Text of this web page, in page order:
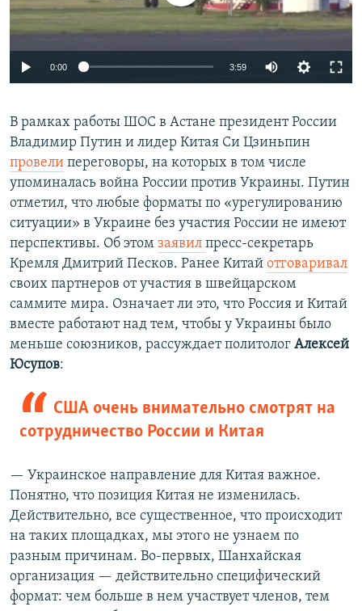
Auto 240p 360p 480p
720p 1080p
0:00 3:59
360p
480p
1080p
В рамках работы ШОС в Астане президент России
Владимир Путин и лидер Китая Си Цзиньпин
провели переговоры, на которых в том числе
упоминалась война России против Украины. Путин
отметил, что любые форматы по «урегулированию
ситуации» в Украине без участия России не имеют
перспективы. Об этом заявил пресс-секретарь
Кремля Дмитрий Песков. Ранее Китай отговаривал
своих партнеров от участия в швейцарском
саммите мира. Означает ли это, что Россия и Китай
вместе работают над тем, чтобы у Украины было
меньше союзников, рассуждает политолог Алексей
Юсупов:
США очень внимательно смотрят на
сотрудничество России и Китая
— Украинское направление для Китая важное.
Понятно, что позиция Китая не изменилась.
Действительно, все существенное, что происходит
на таких площадках, мы этого не узнаем по
разным причинам. Во-первых, Шанхайская
организация — действительно специфический
формат: чем больше в нем участвует членов, тем